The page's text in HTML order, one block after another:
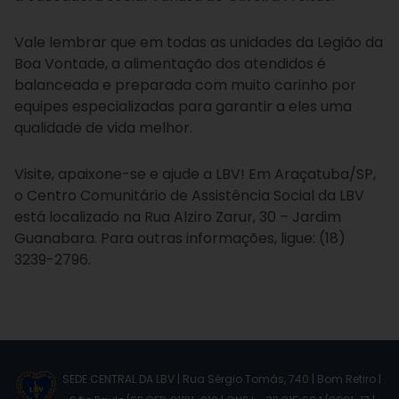
Vale lembrar que em todas as unidades da Legião da
Boa Vontade, a alimentação dos atendidos é
balanceada e preparada com muito carinho por
equipes especializadas para garantir a eles uma
qualidade de vida melhor.
Visite, apaixone-se e ajude a LBV! Em Araçatuba/SP,
o Centro Comunitário de Assistência Social da LBV
está localizado na Rua Alziro Zarur, 30 – Jardim
Guanabara. Para outras informações, ligue: (18)
3239-2796.
SEDE CENTRAL DA LBV | Rua Sérgio Tomás, 740 | Bom Retiro |